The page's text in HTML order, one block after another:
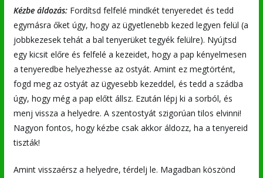
Kézbe áldozás:Fordítsd felfelé mindkét tenyeredet és tedd
egymásra őket úgy, hogy az ügyetlenebb kezed legyen felül (a
jobbkezesek tehát a bal tenyerüket tegyék felülre). Nyújtsd
egy kicsit előre és felfelé a kezeidet, hogy a pap kényelmesen
a tenyeredbe helyezhesse az ostyát. Amint ez megtörtént,
fogd meg az ostyát az ügyesebb kezeddel, és tedd a szádba
úgy, hogy még a pap előtt állsz. Ezután lépj ki a sorból, és
menj vissza a helyedre. A szentostyát szigorúan tilos elvinni!
Nagyon fontos, hogy kézbe csak akkor áldozz, ha a tenyereid
tiszták!
Amint visszaérsz a helyedre, térdelj le. Magadban köszönd